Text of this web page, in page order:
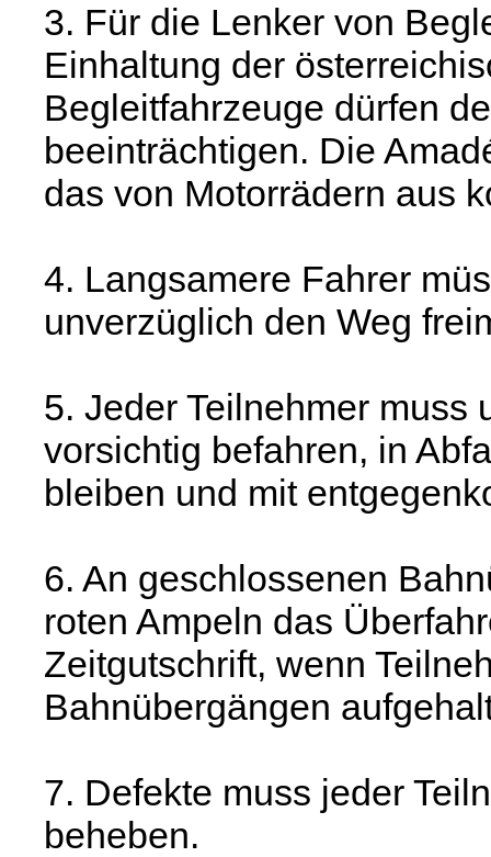
3. Für die Lenker von
Einhaltung der
Begleitfahrzeuge dürfen
beeinträchtigen. Die
das von Motorrädern aus
4. Langsamere Fahrer
unverzüglich den Weg
5. Jeder Teilnehmer muss
vorsichtig befahren, in
bleiben und mit
6. An geschlossenen
roten Ampeln das
Zeitgutschrift, wenn
Bahnübergängen
7. Defekte muss jeder
beheben.